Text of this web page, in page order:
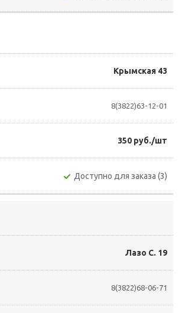
Крымская 43
8(3822)63-12-01
350 руб./шт
Доступно для заказа (3)
Лазо С. 19
8(3822)68-06-71